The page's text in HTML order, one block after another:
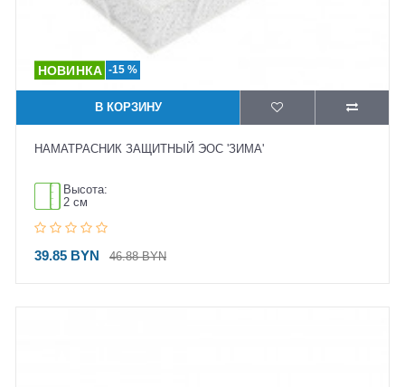
-15 %
В КОРЗИНУ
НАМАТРАСНИК ЗАЩИТНЫЙ ЭОС 'ЗИМА'
Высота:
2 см
39.85 BYN 46.88 BYN